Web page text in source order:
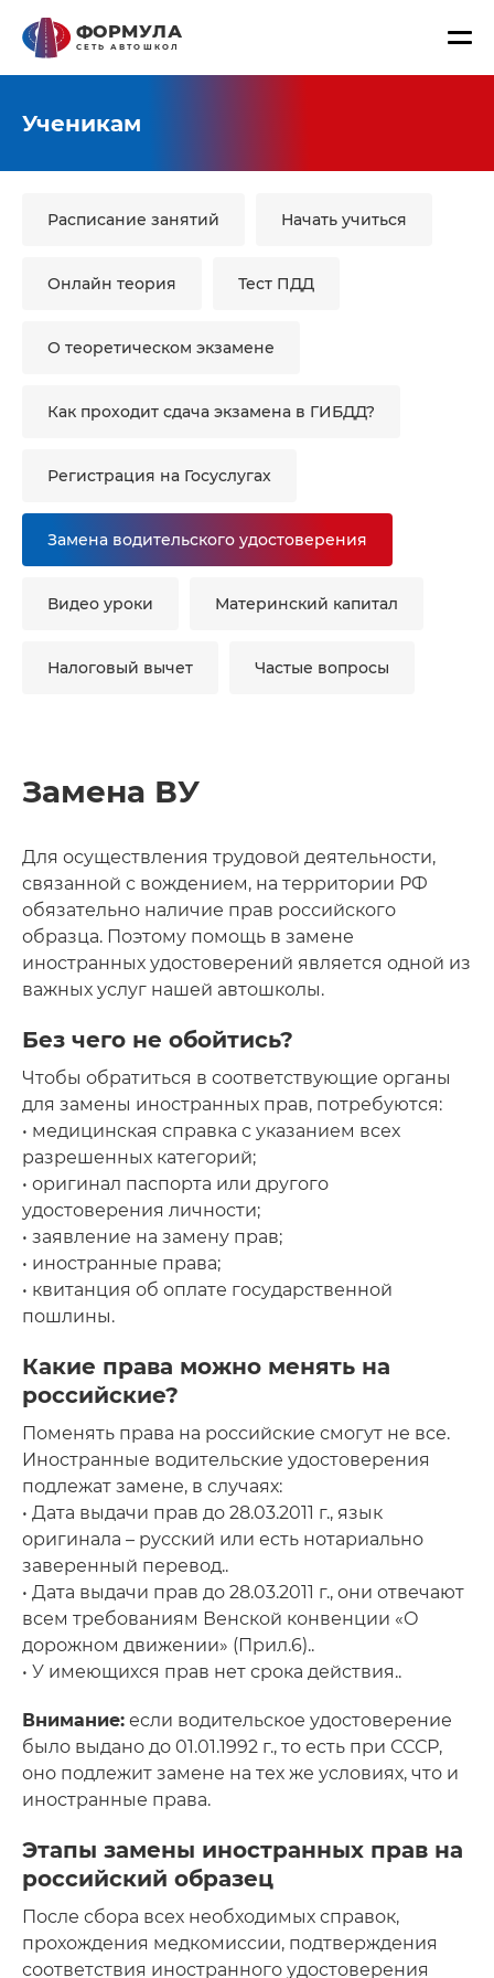
ФОРМУЛА
СЕТЬ АВТОШКОЛ
Ученикам
Расписание занятий Начать учиться
Онлайн теория Тест ПДД
О теоретическом экзамене
Как проходит сдача экзамена в ГИБДД?
Регистрация на Госуслугах
Замена водительского удостоверения
Видео уроки Материнский капитал
Налоговый вычет Частые вопросы
Замена ВУ
Для осуществления трудовой деятельности,
связанной с вождением, на территории РФ
обязательно наличие прав российского
образца. Поэтому помощь в замене
иностранных удостоверений является одной из
важных услуг нашей автошколы.
Без чего не обойтись?
Чтобы обратиться в соответствующие органы
для замены иностранных прав, потребуются:
• медицинская справка с указанием всех
разрешенных категорий;
• оригинал паспорта или другого
удостоверения личности;
• заявление на замену прав;
• иностранные права;
• квитанция об оплате государственной
пошлины.
Какие права можно менять на
российские?
Поменять права на российские смогут не все.
Иностранные водительские удостоверения
подлежат замене, в случаях:
• Дата выдачи прав до 28.03.2011 г., язык
оригинала – русский или есть нотариально
заверенный перевод..
• Дата выдачи прав до 28.03.2011 г., они отвечают
всем требованиям Венской конвенции «О
дорожном движении» (Прил.6)..
• У имеющихся прав нет срока действия..
Внимание: если водительское удостоверение
было выдано до 01.01.1992 г., то есть при СССР,
оно подлежит замене на тех же условиях, что и
иностранные права.
Этапы замены иностранных прав на
российский образец
После сбора всех необходимых справок,
прохождения медкомиссии, подтверждения
соответствия иностранного удостоверения